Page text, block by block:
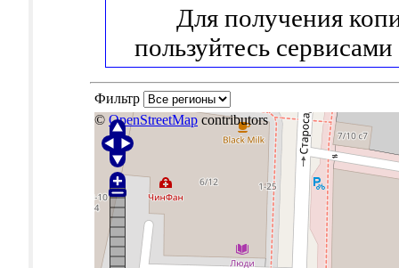
Для получения
пользуйтесь сервисами
Фильтр
© OpenStreetMap contributors